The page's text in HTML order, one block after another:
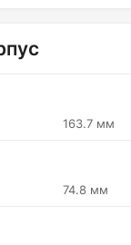
163.7 мм
74.8 мм